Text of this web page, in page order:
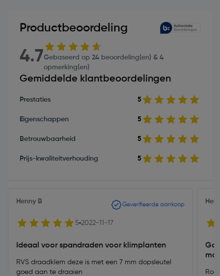
Productbeoordeling
4.7Gebaseerd op 24 beoordeling(en) & 4
opmerking(en)
Gemiddelde klantbeoordelingen
Prestaties 5
Eigenschappen 5
Betrouwbaarheid 5
Prijs-kwaliteitverhouding 5
Henny B Geverifieerde aankoop
5 2022-11-17
Ideaal voor spandraden voor klimplanten
RVS draadklem deze is met een 7 mm dopsleutel
goed aan te draaien